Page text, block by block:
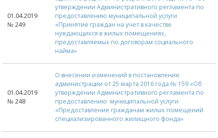
01.04.2019
№ 249
утверждении Административного регламента по
предоставлению муниципальной услуги
«Принятие граждан на учет в качестве
нуждающихся в жилых помещениях,
предоставляемых по договорам социального
найма»
01.04.2019
№ 248
О внесении изменений в постановление
администрации от 25 марта 2016 года № 159 «Об
утверждении Административного регламента по
предоставлению муниципальной услуги
«Предоставление гражданам жилых помещений
специализированного жилищного фонда»